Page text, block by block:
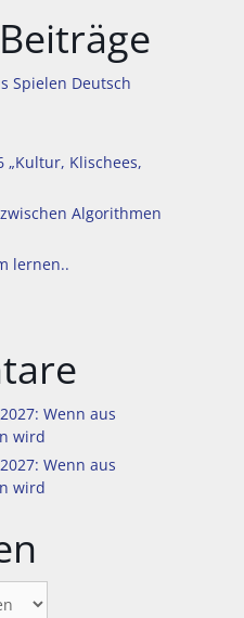
Spielen Deutsch
„Kultur, Klischees,
Algorithmen
lernen..
Wenn aus
wird
Wenn aus
wird